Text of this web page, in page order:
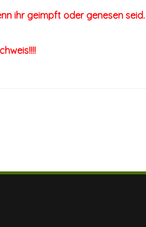
ihr geimpft oder genesen seid.